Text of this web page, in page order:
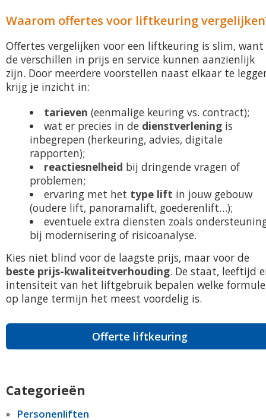
Waarom offertes voor liftkeuring
Offertes vergelijken voor een liftkeuring is slim, want
de verschillen in prijs en service kunnen aanzienlijk
zijn. Door meerdere voorstellen naast elkaar te
krijg je inzicht in:
tarieven (eenmalige keuring vs. contract);
wat er precies in de dienstverlening is
inbegrepen (herkeuring, advies, digitale
rapporten);
reactiesnelheid bij dringende vragen of
problemen;
ervaring met het type lift in jouw gebouw
(oudere lift, panoramalift, goederenlift…);
eventuele extra diensten zoals
bij modernisering of risicoanalyse.
Kies niet blind voor de laagste prijs, maar voor de
beste prijs-kwaliteitverhouding. De staat, leeftijd
intensiteit van het liftgebruik bepalen welke formule
op lange termijn het meest voordelig is.
Offerte liftkeuring
Categorieën
Personenliften